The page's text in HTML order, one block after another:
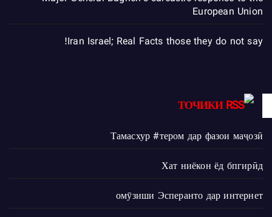
European Union
Iran Israel; Real Facts those they do not say!
ТОЧИКИ
Тамасхур #тером дар фазои маҷозӣ
Хат ниёкон ёд бпгирӣд
омӯзиши Эсперанто дар интернет